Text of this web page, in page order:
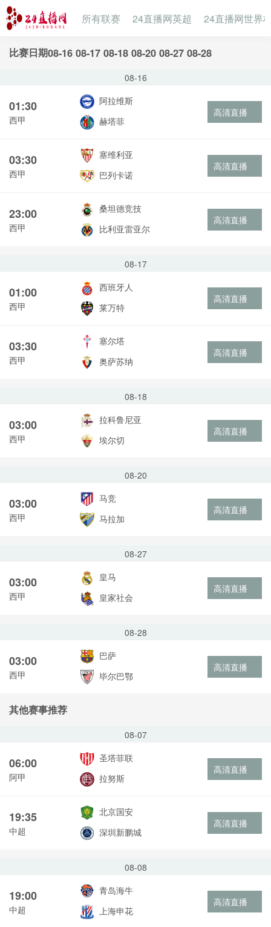
所有联赛 24直播网英超 24直播网世界
比赛日期08-16 08-17 08-18 08-20 08-27 08-28
08-16
01:30
西甲
阿拉维斯
赫塔菲
高清直播
03:30
西甲
塞维利亚
巴列卡诺
高清直播
23:00
西甲
桑坦德竞技
比利亚雷亚尔
高清直播
08-17
01:00
西甲
西班牙人
莱万特
高清直播
03:30
西甲
塞尔塔
奥萨苏纳
高清直播
08-18
03:00
西甲
拉科鲁尼亚
埃尔切
高清直播
08-20
03:00
西甲
马竞
马拉加
高清直播
08-27
03:00
西甲
皇马
皇家社会
高清直播
08-28
03:00
西甲
巴萨
毕尔巴鄂
高清直播
其他赛事推荐
08-07
06:00
阿甲
圣塔菲联
拉努斯
高清直播
19:35
中超
北京国安
深圳新鹏城
高清直播
08-08
19:00
中超
青岛海牛
上海申花
高清直播